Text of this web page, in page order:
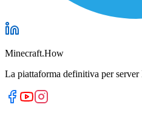
Minecraft.How
La piattaforma definitiva per